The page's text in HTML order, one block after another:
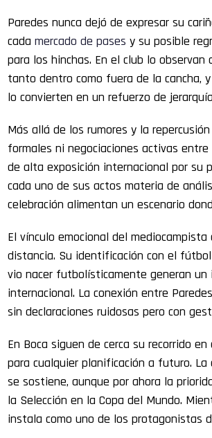
Paredes nunca dejó de expresar su
cada mercado de pases y su posible
para los hinchas. En el club lo
tanto dentro como fuera de la cancha,
lo convierten en un refuerzo de
Más allá de los rumores y la
formales ni negociaciones activas
de alta exposición internacional por su
cada uno de sus actos materia de
celebración alimentan un escenario
El vínculo emocional del
distancia. Su identificación con el
vio nacer futbolísticamente generan
internacional. La conexión entre
sin declaraciones ruidosas pero con
En Boca siguen de cerca su recorrido
para cualquier planificación a futuro.
se sostiene, aunque por ahora la
la Selección en la Copa del Mundo.
instala como uno de los protagonistas